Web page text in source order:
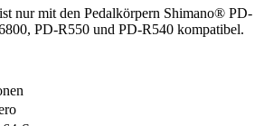
nur mit den Pedalkörpern Shimano® PD-
PD-R550 und PD-R540 kompatibel.